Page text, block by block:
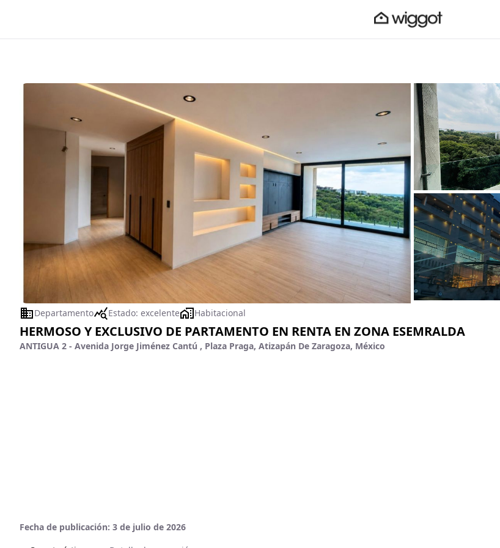
Departamento Estado: excelente Habitacional
HERMOSO Y EXCLUSIVO DE PARTAMENTO EN RENTA EN ZONA ESEMRALDA
ANTIGUA 2 - Avenida Jorge Jiménez Cantú , Plaza Praga, Atizapán De Zaragoza, México
Fecha de publicación: 3 de julio de 2026